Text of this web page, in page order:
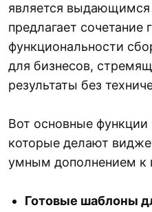
является
предлагает сочетание
функциональности
для бизнесов,
результаты без
Вот основные
которые делают
умным дополнением к
Готовые шаблоны